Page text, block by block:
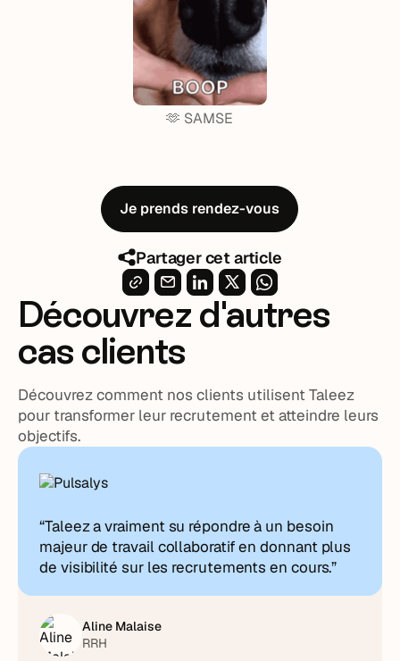
Partager cet article
🫶 SAMSE
Je prends rendez-vous
Découvrez d'autres
cas clients
Découvrez comment nos clients utilisent Taleez
pour transformer leur recrutement et atteindre leurs
objectifs.
“Taleez a vraiment su répondre à un besoin
majeur de travail collaboratif en donnant plus
de visibilité sur les recrutements en cours.”
Aline Malaise
RRH